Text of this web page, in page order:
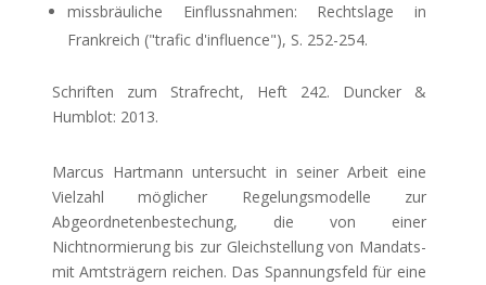
missbräuliche Einflussnahmen: Rechtslage in
Frankreich ("trafic d'influence"), S. 252-254.
Schriften zum Strafrecht, Heft 242. Duncker &
Humblot: 2013.
Marcus Hartmann untersucht in seiner Arbeit eine
Vielzahl möglicher Regelungsmodelle zur
Abgeordnetenbestechung, die von einer
Nichtnormierung bis zur Gleichstellung von Mandats-
mit Amtsträgern reichen. Das Spannungsfeld für eine